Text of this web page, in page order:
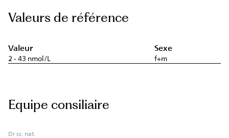
Valeurs de référence
Valeur Sexe
2 - 43 nmol/L f+m
Equipe consiliaire
Dr sc. nat.